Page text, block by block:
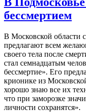
бессмертием
В Московской области
предлагают всем
своего тела после
стал семнадцатым
бессмертие». Его
крионике из
хорошо знаю все их
что при заморозке
личности сохранятся».